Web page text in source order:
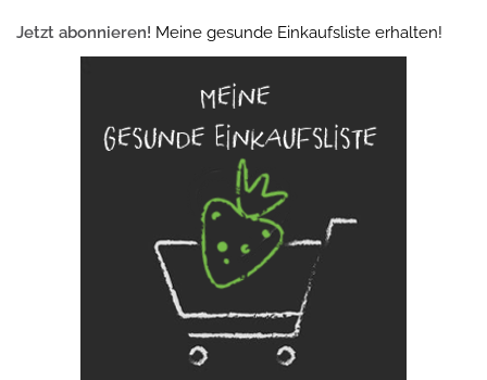
Jetzt abonnieren! Meine gesunde Einkaufsliste erhalten!